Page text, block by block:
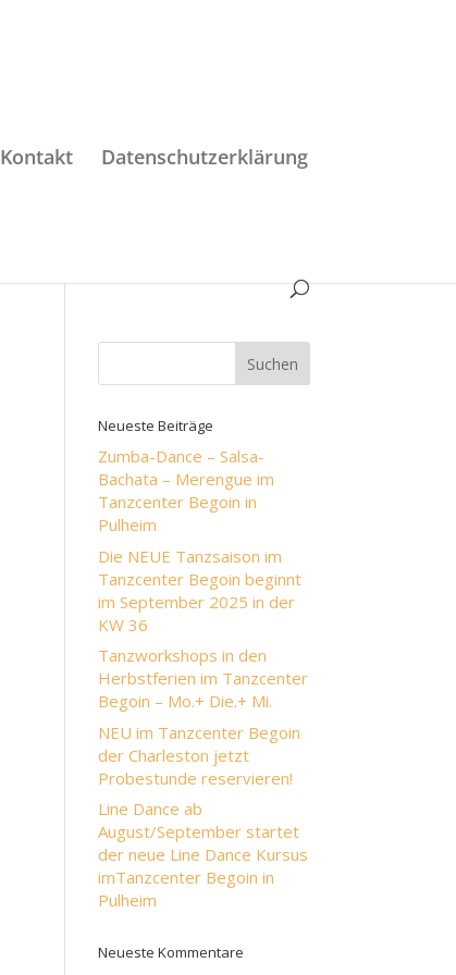
Kontakt Datenschutzerklärung
Neueste Beiträge
Zumba-Dance – Salsa-
Bachata – Merengue im
Tanzcenter Begoin in
Pulheim
Die NEUE Tanzsaison im
Tanzcenter Begoin beginnt
im September 2025 in der
KW 36
Tanzworkshops in den
Herbstferien im Tanzcenter
Begoin – Mo.+ Die.+ Mi.
NEU im Tanzcenter Begoin
der Charleston jetzt
Probestunde reservieren!
Line Dance ab
August/September startet
der neue Line Dance Kursus
imTanzcenter Begoin in
Pulheim
Neueste Kommentare